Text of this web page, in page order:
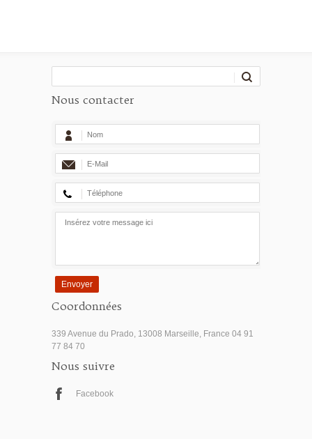
Nous contacter
Envoyer
Coordonnées
339 Avenue du Prado, 13008 Marseille, France 04 91
77 84 70
Nous suivre
Facebook